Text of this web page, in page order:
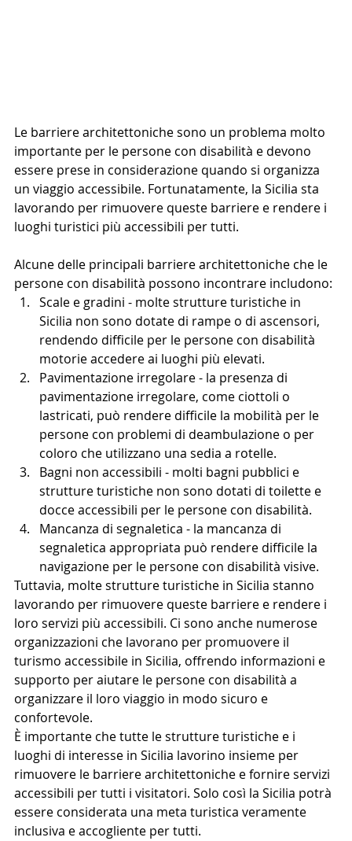
Le barriere architettoniche sono un problema molto
importante per le persone con disabilità e devono
essere prese in considerazione quando si organizza
un viaggio accessibile. Fortunatamente, la Sicilia sta
lavorando per rimuovere queste barriere e rendere i
luoghi turistici più accessibili per tutti.
Alcune delle principali barriere architettoniche che le
persone con disabilità possono incontrare includono:
Scale e gradini - molte strutture turistiche in
Sicilia non sono dotate di rampe o di ascensori,
rendendo difficile per le persone con disabilità
motorie accedere ai luoghi più elevati.
Pavimentazione irregolare - la presenza di
pavimentazione irregolare, come ciottoli o
lastricati, può rendere difficile la mobilità per le
persone con problemi di deambulazione o per
coloro che utilizzano una sedia a rotelle.
Bagni non accessibili - molti bagni pubblici e
strutture turistiche non sono dotati di toilette e
docce accessibili per le persone con disabilità.
Mancanza di segnaletica - la mancanza di
segnaletica appropriata può rendere difficile la
navigazione per le persone con disabilità visive.
Tuttavia, molte strutture turistiche in Sicilia stanno
lavorando per rimuovere queste barriere e rendere i
loro servizi più accessibili. Ci sono anche numerose
organizzazioni che lavorano per promuovere il
turismo accessibile in Sicilia, offrendo informazioni e
supporto per aiutare le persone con disabilità a
organizzare il loro viaggio in modo sicuro e
confortevole.
È importante che tutte le strutture turistiche e i
luoghi di interesse in Sicilia lavorino insieme per
rimuovere le barriere architettoniche e fornire servizi
accessibili per tutti i visitatori. Solo così la Sicilia potrà
essere considerata una meta turistica veramente
inclusiva e accogliente per tutti.